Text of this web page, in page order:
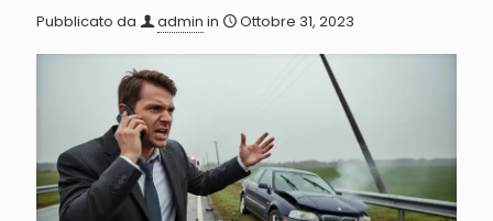
Pubblicato da admin in Ottobre 31, 2023